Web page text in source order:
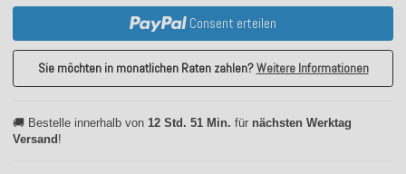
Consent erteilen
Sie möchten in monatlichen Raten zahlen?Weitere Informationen
🚚 Bestelle innerhalb von 12 Std. 51 Min. für nächsten Werktag
Versand!